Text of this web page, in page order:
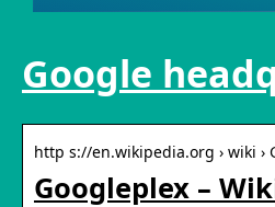
Google
http s://en.wikipedia.org › wiki ›
Googleplex –